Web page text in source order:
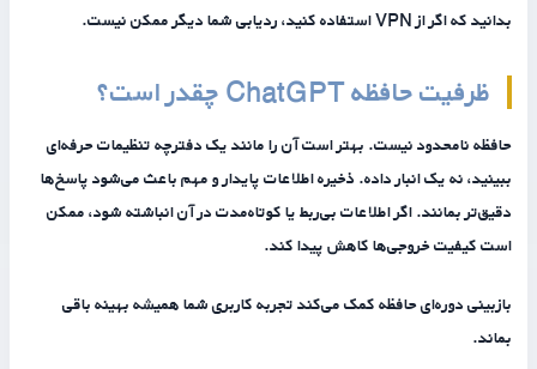
بدانید که اگر از VPN استفاده کنید، ردیابی شما دیگر ممکن نیست.
ظرفیت حافظه ChatGPT چقدر است؟
حافظه نامحدود نیست. بهتر است آن را مانند یک دفترچه تنظیمات حرفه‌ای
ببینید، نه یک انبار داده. ذخیره اطلاعات پایدار و مهم باعث می‌شود پاسخ‌ها
دقیق‌تر بمانند. اگر اطلاعات بی‌ربط یا کوتاه‌مدت در آن انباشته شود، ممکن
است کیفیت خروجی‌ها کاهش پیدا کند.
بازبینی دوره‌ای حافظه کمک می‌کند تجربه کاربری شما همیشه بهینه باقی
بماند.